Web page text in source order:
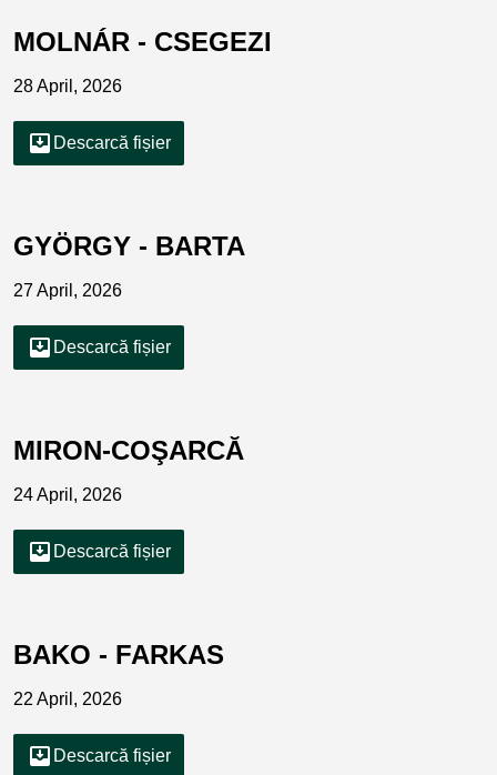
MOLNÁR - CSEGEZI
28 April, 2026
move_to_inbox Descarcă fișier
GYÖRGY - BARTA
27 April, 2026
move_to_inbox Descarcă fișier
MIRON-COŞARCĂ
24 April, 2026
move_to_inbox Descarcă fișier
BAKO - FARKAS
22 April, 2026
move_to_inbox Descarcă fișier